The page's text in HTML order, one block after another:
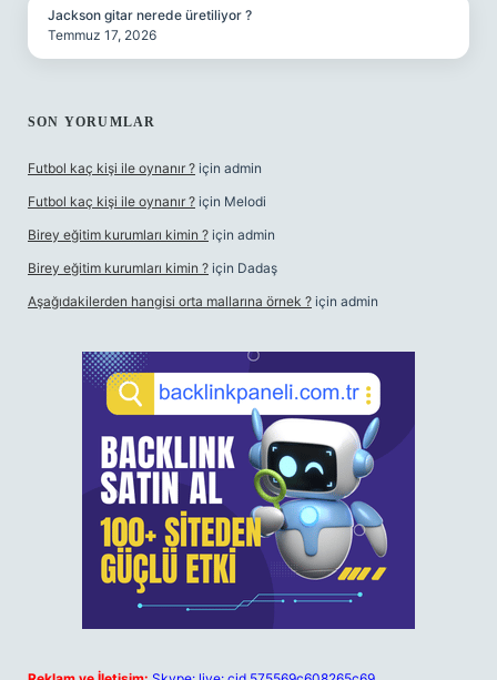
Jackson gitar nerede üretiliyor ?
Temmuz 17, 2026
SON YORUMLAR
Futbol kaç kişi ile oynanır ? için admin
Futbol kaç kişi ile oynanır ? için Melodi
Birey eğitim kurumları kimin ? için admin
Birey eğitim kurumları kimin ? için Dadaş
Aşağıdakilerden hangisi orta mallarına örnek ? için admin